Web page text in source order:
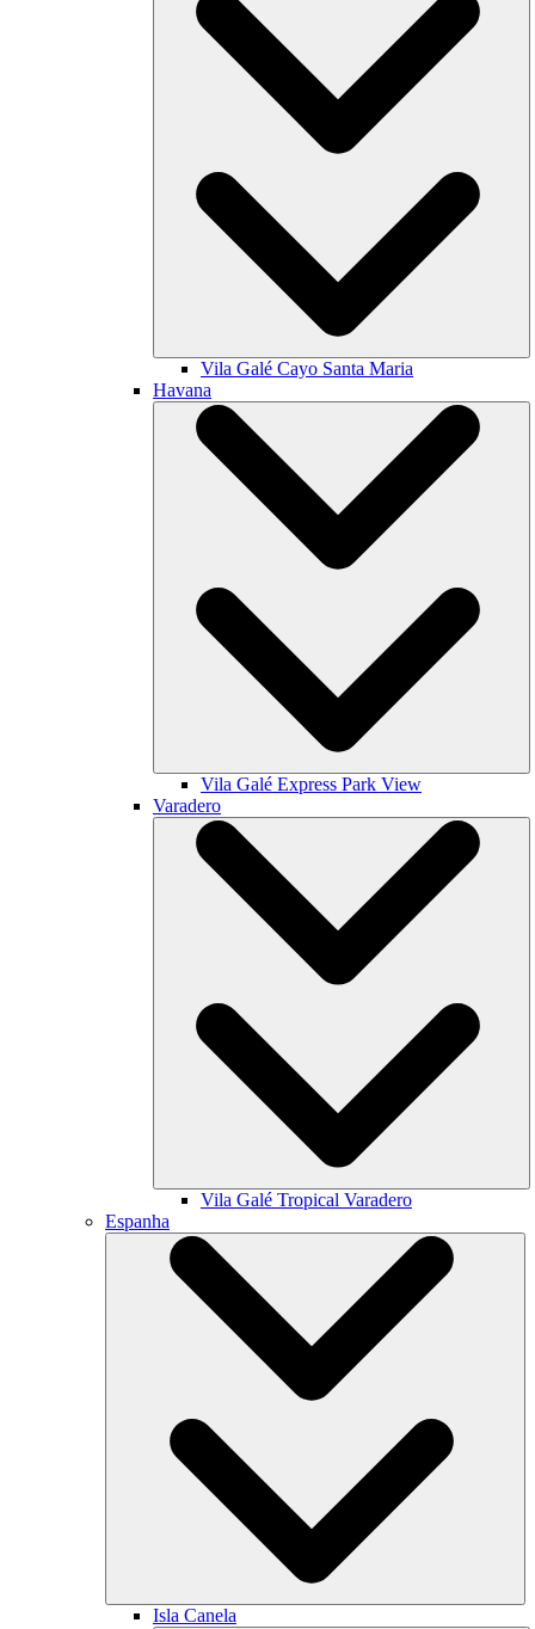
Vila Galé Cayo Santa Maria
Havana
Vila Galé Express Park View
Varadero
Vila Galé Tropical Varadero
Espanha
Isla Canela